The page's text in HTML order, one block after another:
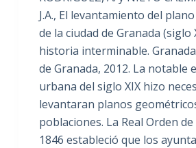
J.A., El levantamiento del
de la ciudad de Granada (siglo
historia interminable.
de Granada, 2012. La notable
urbana del siglo XIX hizo
levantaran planos
poblaciones. La Real Orden
1846 estableció que los